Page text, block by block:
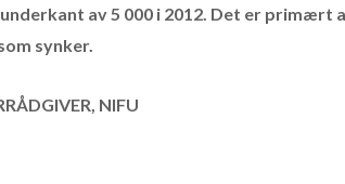
underkant av 5 000 i 2012. Det er
synker.
NIFU